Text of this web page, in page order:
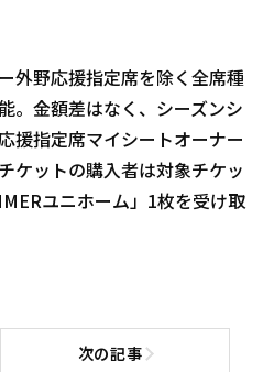
外野応援指定席を除く全席種
。金額差はなく、シーズンシ
援指定席マイシートオーナー
ケットの購入者は対象チケッ
ユニホーム」1枚を受け取
次の記事次の記事へ